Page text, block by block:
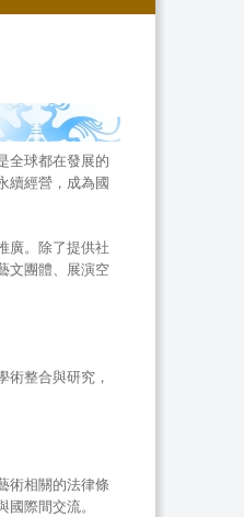
全球都在發展的
續經營，成為國
廣。除了提供社
文團體、展演空
整合與研究，
術相關的法律條
際間交流。